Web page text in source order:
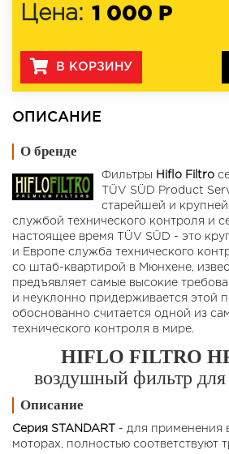
Цена: 1 000 Р
В КОРЗИНУ
ОПИСАНИЕ
О бренде
Фильтры Hiflo Filtro
TÜV SÜD Product
старейшей и
службой технического контроля и
настоящее время TÜV SÜD - это
и Европе служба технического
со штаб-квартирой в Мюнхене,
предъявляет самые высокие
и неуклонно придерживается этой
обоснованно считается одной из
технического контроля в мире.
HIFLO FILTRO
воздушный фильтр
Описание
Серия STANDART
- для применения
моторах, полностью соответствуют